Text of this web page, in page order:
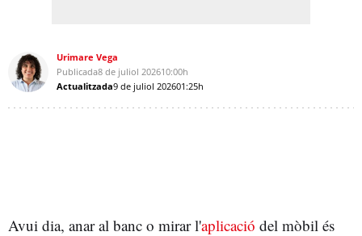
Urimare Vega
Publicada8 de juliol 202610:00h
Actualitzada9 de juliol 202601:25h
Avui dia, anar al banc o mirar l'aplicació del mòbil és